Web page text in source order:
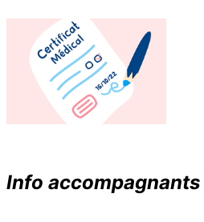
Info accompagnants